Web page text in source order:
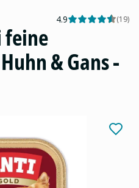
4.9 (19)
feine
& Gans -